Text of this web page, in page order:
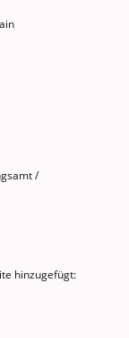
/
hinzugefügt: